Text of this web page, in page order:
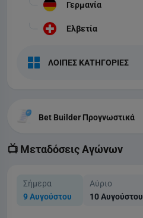
Γερμανία
Ελβετία
ΛΟΙΠΕΣ ΚΑΤΗΓΟΡΙΕΣ
Bet Builder Προγνωστικά
📺 Μεταδόσεις Αγώνων
Σήμερα
9 Αυγούστου
Αύριο
10 Αυγούστου